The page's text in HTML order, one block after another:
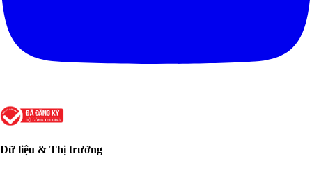
Dữ liệu & Thị trường